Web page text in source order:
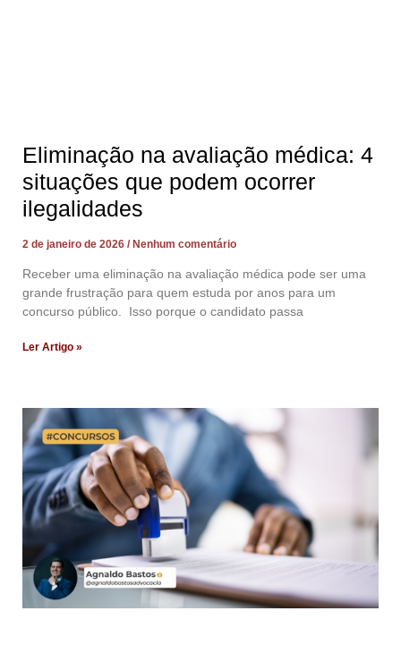
Eliminação na avaliação médica: 4
situações que podem ocorrer
ilegalidades
2 de janeiro de 2026 Nenhum comentário
Receber uma eliminação na avaliação médica pode ser uma
grande frustração para quem estuda por anos para um
concurso público. Isso porque o candidato passa
Ler Artigo »